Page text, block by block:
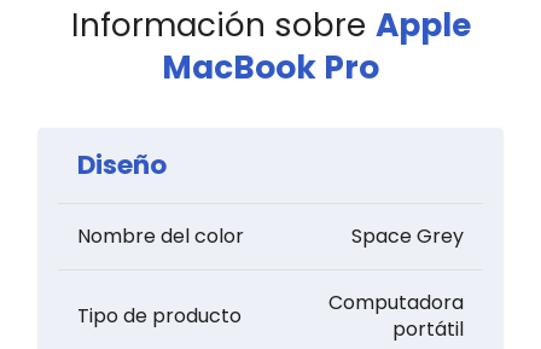
Información sobre Apple
MacBook Pro
Diseño
Nombre del color Space Grey
Tipo de producto
Computadora
portátil